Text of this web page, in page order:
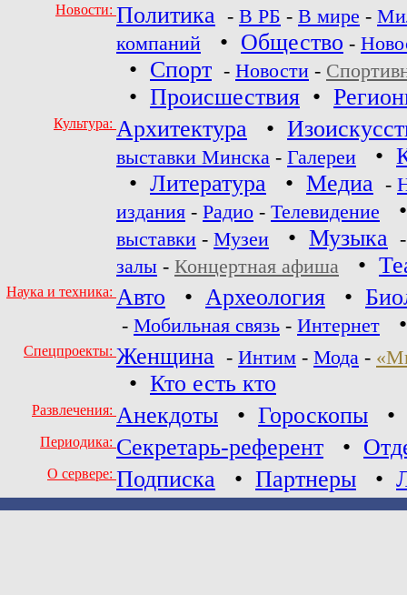
Новости: Политика - В РБ - В мире -
компаний
• Общество -
• Спорт - Новости -
• Происшествия •
Культура: Архитектура •
выставки Минска - Галереи •
• Литература • Медиа -
издания - Радио - Телевидение
выставки - Музеи • Музыка
залы - Концертная афиша •
Наука и техника: Авто • Археология •
- Мобильная связь - Интернет
Спецпроекты: Женщина - Интим - Мода -
• Кто есть кто
Развлечения: Анекдоты • Гороскопы •
Периодика: Секретарь-референт •
О сервере: Подписка • Партнеры •